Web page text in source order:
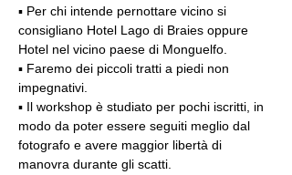
▪️ Per chi intende pernottare vicino si
consigliano Hotel Lago di Braies oppure
Hotel nel vicino paese di Monguelfo.
▪ Faremo dei piccoli tratti a piedi non
impegnativi.
▪️ Il workshop è studiato per pochi iscritti, in
modo da poter essere seguiti meglio dal
fotografo e avere maggior libertà di
manovra durante gli scatti.